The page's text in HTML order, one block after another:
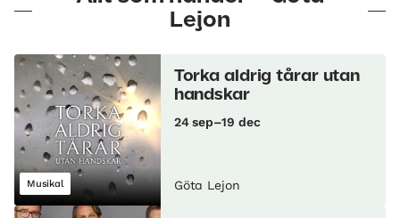
trappor (två trappor upp), och närmsta
trappsteg.
finns i vegetariskt, gluten- och laktosfritt utförande.
Man behöver inte ha biljett till en föreställning för
entréplan med vin, öl, drinkar, alkoholfria drycker,
kaffe och te.
Lejon
Musikal
Torka aldrig tårar utan
handskar
24 sep–19 dec
Göta Lejon